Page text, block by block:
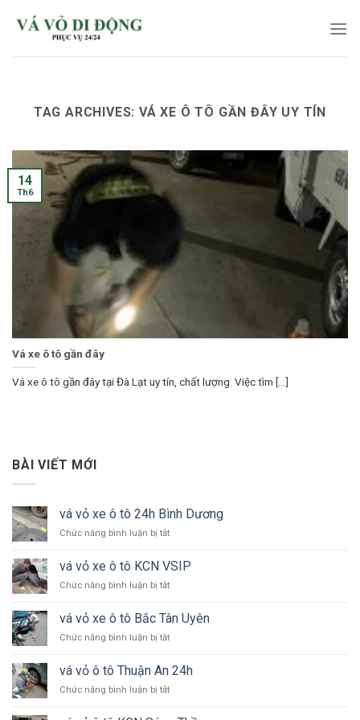
TAG ARCHIVES:VÁ XE Ô TÔ GẦN ĐÂY UY TÍN
Vá xe ô tô gần đây
Vá xe ô tô gần đây tại Đà Lạt uy tín, chất lượng Việc tìm [...]
14
Th6
BÀI VIẾT MỚI
vá vỏ xe ô tô 24h Bình Dương
Chức năng bình luận bị tắtở
vỏ
xe
ô
24h
Dương
vá vỏ xe ô tô KCN VSIP
Chức năng bình luận bị tắtở
vỏ
xe
ô
KCN
vá vỏ xe ô tô Bắc Tân Uyên
Chức năng bình luận bị tắtở
vỏ
xe
ô
vá vỏ ô tô Thuận An 24h
Chức năng bình luận bị tắtở